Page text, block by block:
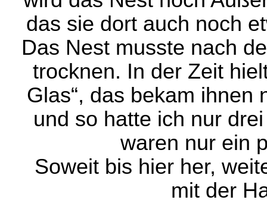
das sie dort auch noch
Das Nest musste nach
trocknen. In der Zeit
Glas“, das bekam ihnen
und so hatte ich nur
waren nur ein
Soweit bis hier her,
mit der